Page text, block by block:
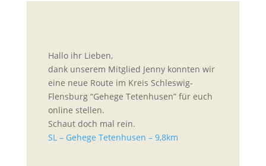
Hallo ihr Lieben,
dank unserem Mitglied Jenny konnten wir
eine neue Route im Kreis Schleswig-
Flensburg “Gehege Tetenhusen” für euch
online stellen.
Schaut doch mal rein.
SL – Gehege Tetenhusen – 9,8km